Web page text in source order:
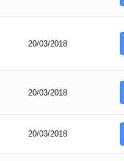
20/03/2018
20/03/2018
20/03/2018